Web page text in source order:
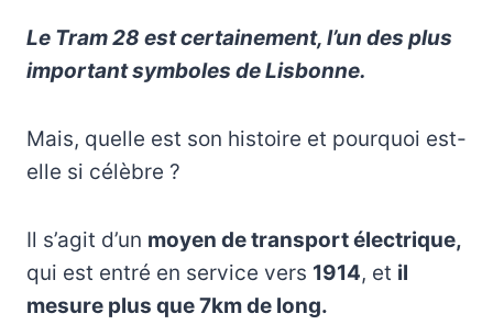
Le Tram 28 est certainement, l’un des plus
important symboles de Lisbonne.
Mais, quelle est son histoire et pourquoi est-
elle si célèbre ?
Il s’agit d’un moyen de transport électrique,
qui est entré en service vers 1914, et il
mesure plus que 7km de long.